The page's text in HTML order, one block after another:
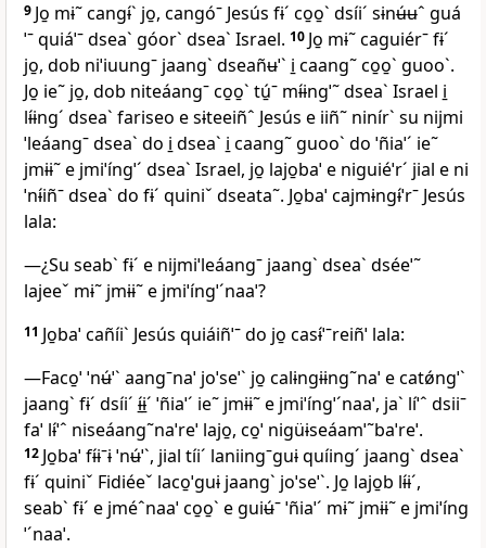
9 Jo̱ mɨ˜ cangɨ́ˋ jo̱, cangóˉ Jesús fɨˊ co̱o̱ˋ dsíiˊ sɨnʉ́ʉˆ guá
ˈˉ quiáˈˉ dseaˋ góorˋ dseaˋ Israel. 10 Jo̱ mɨ˜ caguiérˉ fɨˊ
jo̱, dob niˈiuungˉ jaangˋ dseañʉˈˋ i̱ caang˜ co̱o̱ˋ guooˋ.
Jo̱ ie˜ jo̱, dob niteáangˉ co̱o̱ˋ tú̱ˉ mɨ́ɨngˈ˜ dseaˋ Israel i̱
lɨ́ɨngˊ dseaˋ fariseo e sɨteeiñˆ Jesús e iiñ˜ ninírˋ su nijmi
ˈleáangˉ dseaˋ do i̱ dseaˋ i̱ caang˜ guooˋ do ˈñiaˈˊ ie˜
jmɨɨ˜ e jmiˈíngˈˊ dseaˋ Israel, jo̱ lajo̱baˈ e niguiéˈrˊ jial e ni
ˈnɨ́iñˉ dseaˋ do fɨˊ quiniˇ dseata˜. Jo̱baˈ cajmɨngɨ́ˈrˉ Jesús
lala:
—¿Su seabˋ fɨˊ e nijmiˈleáangˉ jaangˋ dseaˋ dséeˈ˜
lajeeˇ mɨ˜ jmɨɨ˜ e jmiˈíngˈˊnaaˈ?
11 Jo̱baˈ cañíiˋ Jesús quiáiñˈˉ do jo̱ casɨ́ˈˉreiñˈ lala:
—Faco̱ˈ ˈnʉ́ˈˋ aangˉnaˈ joˈseˈˋ jo̱ calɨngɨɨng˜naˈ e catǿngˈˋ
jaangˋ fɨˊ dsíiˊ ɨ̱́ɨ̱ˊ ˈñiaˈˊ ie˜ jmɨɨ˜ e jmiˈíngˈˊnaaˈ, jaˋ líˈˆ dsiiˉ
faˈ lɨ́ˈˆ niseáang˜naˈreˈ lajo̱, co̱ˈ nigüɨseáamˈ˜baˈreˈ.
12 Jo̱baˈ fɨ́ɨˉɨ ˈnʉ́ˈˋ, jial tíiˊ laniingˉguɨ quíingˊ jaangˋ dseaˋ
fɨˊ quiniˇ Fidiéeˇ laco̱ˈguɨ jaangˋ joˈseˈˋ. Jo̱ lajo̱b lɨ́ɨˊ,
seabˋ fɨˊ e jméˆnaaˈ co̱o̱ˋ e guiʉ́ˉ ˈñiaˈˊ mɨ˜ jmɨɨ˜ e jmiˈíng
ˈˊnaaˈ.